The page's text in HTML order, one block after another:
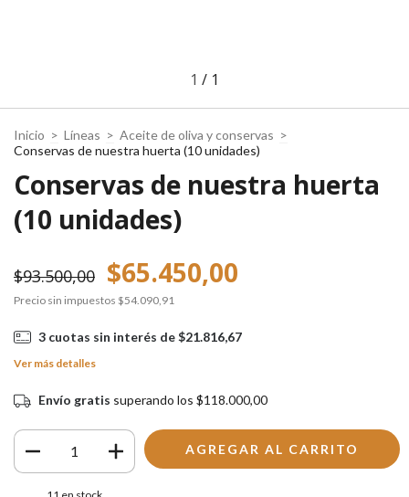
1 / 1
Inicio > Líneas > Aceite de oliva y conservas >
Conservas de nuestra huerta (10 unidades)
Conservas de nuestra huerta
(10 unidades)
$93.500,00 $65.450,00
Precio sin impuestos $54.090,91
3 cuotas sin interés de$21.816,67
Ver más detalles
Envío gratis superando los $118.000,00